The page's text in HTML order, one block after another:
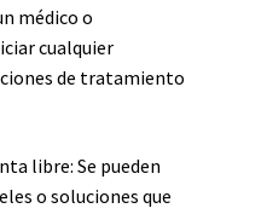
médico o
cualquier
de tratamiento
libre: Se pueden
o soluciones que